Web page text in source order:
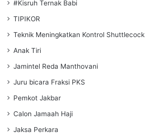
#Kisruh Ternak Babi
TIPIKOR
Teknik Meningkatkan Kontrol Shuttlecock
Anak Tiri
Jamintel Reda Manthovani
Juru bicara Fraksi PKS
Pemkot Jakbar
Calon Jamaah Haji
Jaksa Perkara